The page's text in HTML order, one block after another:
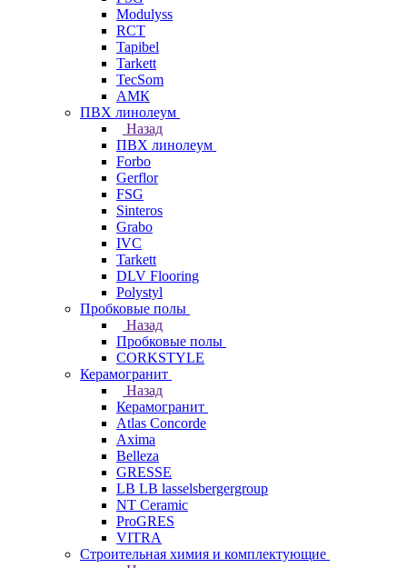
Modulyss
RCT
Tapibel
Tarkett
TecSom
АМК
ПВХ линолеум
Назад
ПВХ линолеум
Forbo
Gerflor
FSG
Sinteros
Grabo
IVC
Tarkett
DLV Flooring
Polystyl
Пробковые полы
Назад
Пробковые полы
CORKSTYLE
Керамогранит
Назад
Керамогранит
Atlas Concorde
Axima
Belleza
GRESSE
LB LB lasselsbergergroup
NT Ceramic
ProGRES
VITRA
Строительная химия и комплектующие